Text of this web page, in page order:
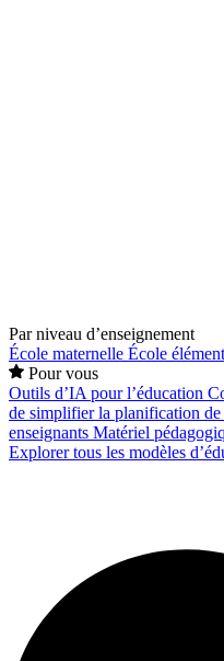
Par niveau d’enseignement
École maternelle École
Pour vous
Outils d’IA pour l’éducation
de simplifier la planification de
enseignants Matériel
Explorer tous les modèles